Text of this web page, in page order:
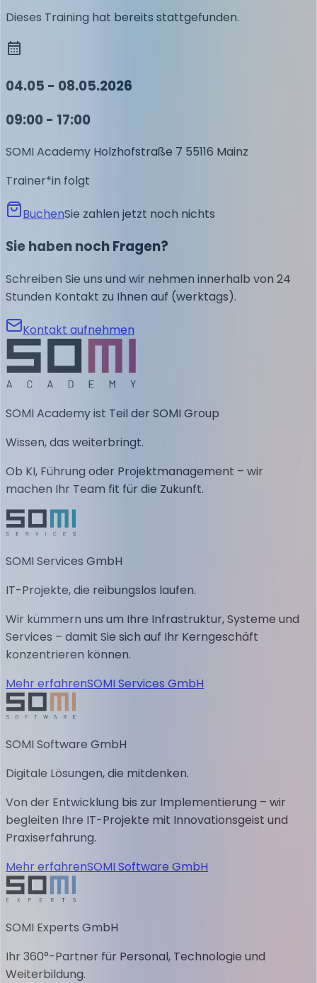
Dieses Training hat bereits stattgefunden.
04.05 - 08.05.2026
09:00 - 17:00
SOMI Academy Holzhofstraße 7 55116 Mainz
Trainer*in folgt
BuchenSie zahlen jetzt noch nichts
Sie haben noch Fragen?
Schreiben Sie uns und wir nehmen innerhalb von 24
Stunden Kontakt zu Ihnen auf (werktags).
Kontakt aufnehmen
SOMI Academy ist Teil der SOMI Group
Wissen, das weiterbringt.
Ob KI, Führung oder Projektmanagement – wir
machen Ihr Team fit für die Zukunft.
SOMI Services GmbH
IT-Projekte, die reibungslos laufen.
Wir kümmern uns um Ihre Infrastruktur, Systeme und
Services – damit Sie sich auf Ihr Kerngeschäft
konzentrieren können.
Mehr erfahrenSOMI Services GmbH
SOMI Software GmbH
Digitale Lösungen, die mitdenken.
Von der Entwicklung bis zur Implementierung – wir
begleiten Ihre IT-Projekte mit Innovationsgeist und
Praxiserfahrung.
Mehr erfahrenSOMI Software GmbH
SOMI Experts GmbH
Ihr 360°-Partner für Personal, Technologie und
Weiterbildung.